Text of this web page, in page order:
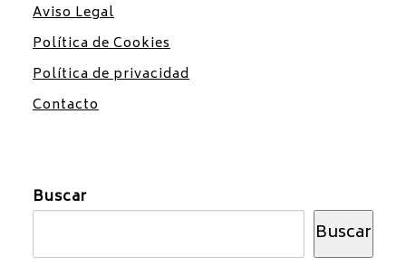
Aviso Legal
Política de Cookies
Política de privacidad
Contacto
Buscar
Buscar